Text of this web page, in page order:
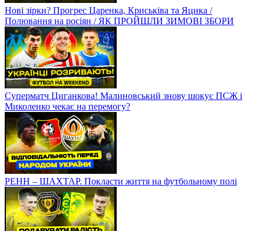
Нові зірки? Прогрес Царенка, Криськіва та Яцика /
Полювання на росіян / ЯК ПРОЙШЛИ ЗИМОВІ ЗБОРИ
Суперматч Циганкова! Малиновський знову шокує ПСЖ і
Миколенко чекає на перемогу?
РЕНН – ШАХТАР. Покласти життя на футбольному полі